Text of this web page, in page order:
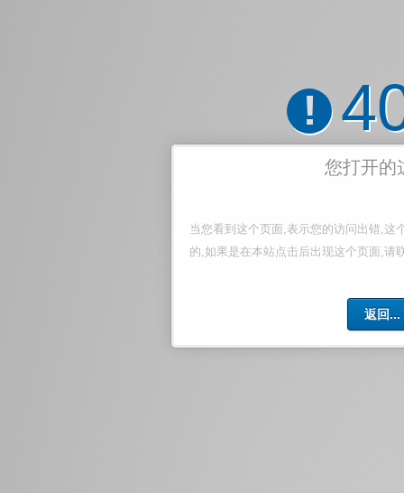
!
您打开的
当您看到这个页面,表示您的访问出错,这
的,如果是在本站点击后出现这个页面,请
返回...